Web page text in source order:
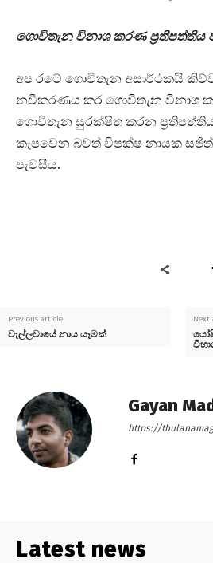
ගොවිතැන විනාශ කරණ ප්‍රතිපත්තිය
අප රටේ ගොවිතැන අසාර්ථකයි
නවීකරණය කර ගොවිතැන විනාශ
ගොවිතැන සුරක්ෂිත කරන
කැපවෙන බවත් විපක්ෂ නායක සජිත්
පැවසීය.
Previous article
වැල්ලවායේ නාය යෑමක්
Next
Gayan
https://
Latest news